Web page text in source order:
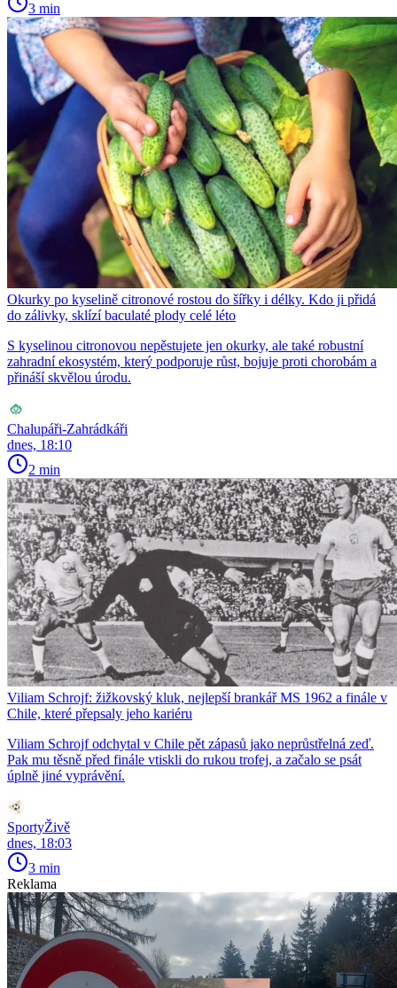
3 min
Okurky po kyselině citronové rostou do šířky i délky. Kdo ji přidá
do zálivky, sklízí baculaté plody celé léto
S kyselinou citronovou nepěstujete jen okurky, ale také robustní
zahradní ekosystém, který podporuje růst, bojuje proti chorobám a
přináší skvělou úrodu.
Chalupáři-Zahrádkáři
dnes, 18:10
2 min
Viliam Schrojf: žižkovský kluk, nejlepší brankář MS 1962 a finále v
Chile, které přepsaly jeho kariéru
Viliam Schrojf odchytal v Chile pět zápasů jako neprůstřelná zeď.
Pak mu těsně před finále vtiskli do rukou trofej, a začalo se psát
úplně jiné vyprávění.
SportyŽivě
dnes, 18:03
3 min
Reklama